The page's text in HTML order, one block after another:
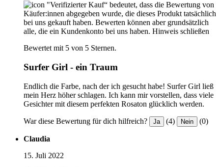
"Verifizierter Kauf“ bedeutet, dass die Bewertung von
Käufer:innen abgegeben wurde, die dieses Produkt tatsächlich
bei uns gekauft haben. Bewerten können aber grundsätzlich
alle, die ein Kundenkonto bei uns haben. Hinweis schließen
Bewertet mit 5 von 5 Sternen.
Surfer Girl - ein Traum
Endlich die Farbe, nach der ich gesucht habe! Surfer Girl ließ
mein Herz höher schlagen. Ich kann mir vorstellen, dass viele
Gesichter mit diesem perfekten Rosaton glücklich werden.
War diese Bewertung für dich hilfreich? Ja (4) Nein (0)
Claudia
15. Juli 2022